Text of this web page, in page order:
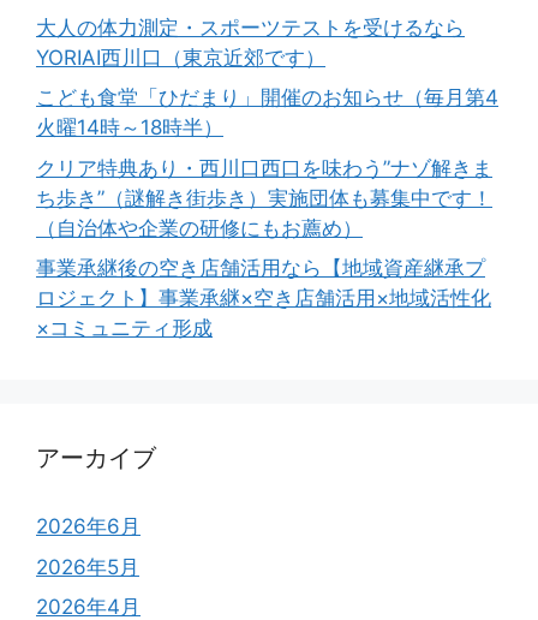
大人の体力測定・スポーツテストを受けるなら
YORIAI西川口（東京近郊です）
こども食堂「ひだまり」開催のお知らせ（毎月第4
火曜14時～18時半）
クリア特典あり・西川口西口を味わう”ナゾ解きま
ち歩き”（謎解き街歩き）実施団体も募集中です！
（自治体や企業の研修にもお薦め）
事業承継後の空き店舗活用なら【地域資産継承プ
ロジェクト】事業承継×空き店舗活用×地域活性化
×コミュニティ形成
アーカイブ
2026年6月
2026年5月
2026年4月